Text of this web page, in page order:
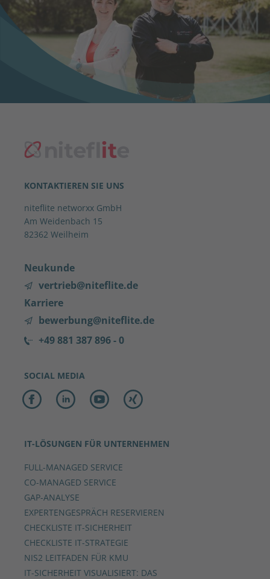
KONTAKTIEREN SIE UNS
niteflite networxx GmbH
Am Weidenbach 15
82362 Weilheim
Neukunde
vertrieb@niteflite.de
Karriere
bewerbung@niteflite.de
+49 881 387 896 - 0
SOCIAL MEDIA
IT-LÖSUNGEN FÜR UNTERNEHMEN
FULL-MANAGED SERVICE
CO-MANAGED SERVICE
GAP-ANALYSE
EXPERTENGESPRÄCH RESERVIEREN
CHECKLISTE IT-SICHERHEIT
CHECKLISTE IT-STRATEGIE
NIS2 LEITFADEN FÜR KMU
IT-SICHERHEIT VISUALISIERT: DAS